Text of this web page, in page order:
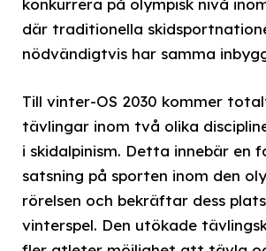
där traditionella
nödvändigtvis har samma
Till vinter-OS 2030 kommer
tävlingar inom två olika
i skidalpinism. Detta innebär en
satsning på sporten inom den
rörelsen och bekräftar dess
vinterspel. Den utökade